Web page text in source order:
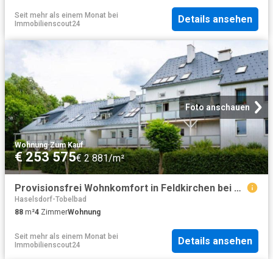
Seit mehr als einem Monat bei
Immobilienscout24
Details ansehen
Foto anschauen
Wohnung·Zum Kauf
€ 253 575€ 2 881/m²
Provisionsfrei Wohnkomfort in Feldkirchen bei Graz – 4 Zimmer Wohnung mit Loggia
Haselsdorf-Tobelbad
88 m²4 ZimmerWohnung
Seit mehr als einem Monat bei
Immobilienscout24
Details ansehen